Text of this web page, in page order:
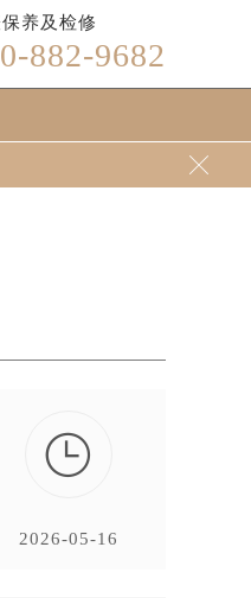
养及检修
882-9682


2026-05-16